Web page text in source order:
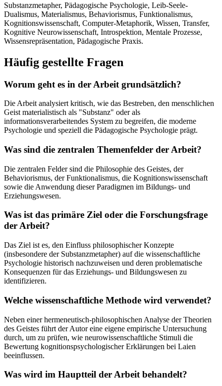
Substanzmetapher, Pädagogische Psychologie, Leib-Seele-
Dualismus, Materialismus, Behaviorismus, Funktionalismus,
Kognitionswissenschaft, Computer-Metaphorik, Wissen, Transfer,
Kognitive Neurowissenschaft, Introspektion, Mentale Prozesse,
Wissensrepräsentation, Pädagogische Praxis.
Häufig gestellte Fragen
Worum geht es in der Arbeit grundsätzlich?
Die Arbeit analysiert kritisch, wie das Bestreben, den menschlichen
Geist materialistisch als "Substanz" oder als
informationsverarbeitendes System zu begreifen, die moderne
Psychologie und speziell die Pädagogische Psychologie prägt.
Was sind die zentralen Themenfelder der Arbeit?
Die zentralen Felder sind die Philosophie des Geistes, der
Behaviorismus, der Funktionalismus, die Kognitionswissenschaft
sowie die Anwendung dieser Paradigmen im Bildungs- und
Erziehungswesen.
Was ist das primäre Ziel oder die Forschungsfrage
der Arbeit?
Das Ziel ist es, den Einfluss philosophischer Konzepte
(insbesondere der Substanzmetapher) auf die wissenschaftliche
Psychologie historisch nachzuweisen und deren problematische
Konsequenzen für das Erziehungs- und Bildungswesen zu
identifizieren.
Welche wissenschaftliche Methode wird verwendet?
Neben einer hermeneutisch-philosophischen Analyse der Theorien
des Geistes führt der Autor eine eigene empirische Untersuchung
durch, um zu prüfen, wie neurowissenschaftliche Stimuli die
Bewertung kognitionspsychologischer Erklärungen bei Laien
beeinflussen.
Was wird im Hauptteil der Arbeit behandelt?